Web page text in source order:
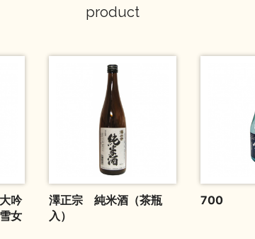
product
吟
女
澤正宗 純米酒（茶瓶
入）
700